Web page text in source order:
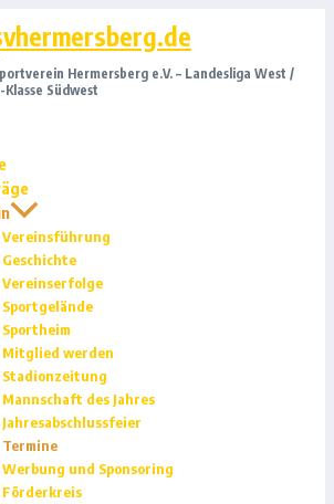
Hermersberg e.V. – Landesliga West /
Klasse Südwest
Vereinsführung
Geschichte
Vereinserfolge
Sportgelände
Sportheim
Mitglied werden
Stadionzeitung
Mannschaft des Jahres
Jahresabschlussfeier
Termine
Werbung und Sponsoring
Förderkreis